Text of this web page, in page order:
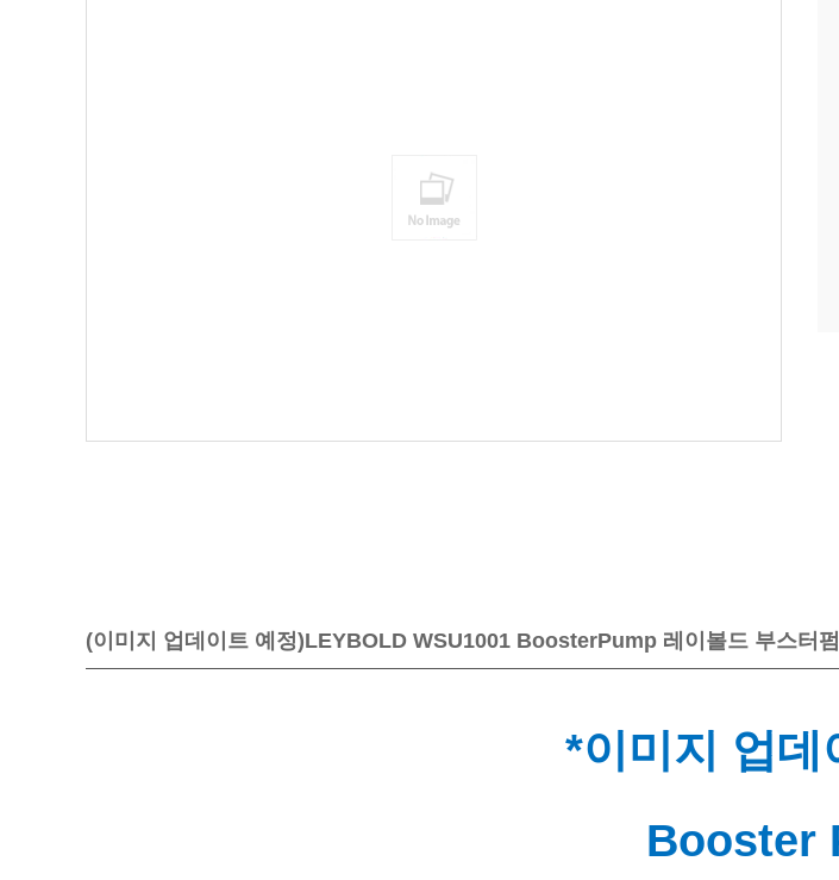
(이미지 업데이트 예정)LEYBOLD WSU1001 BoosterPump 레이볼드 부스터
*이미지 업데
Booster